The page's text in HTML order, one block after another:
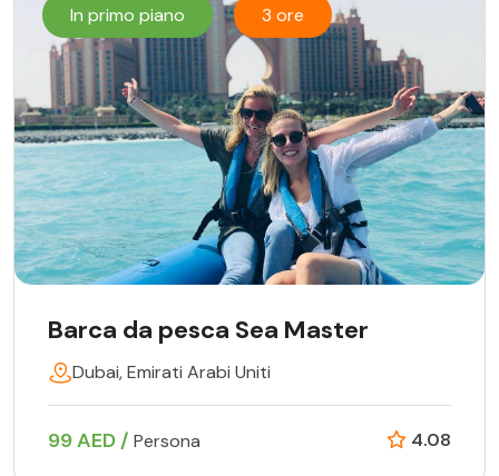
In primo piano 3 ore
Barca da pesca Sea Master
Dubai, Emirati Arabi Uniti
99 AED / Persona 4.08